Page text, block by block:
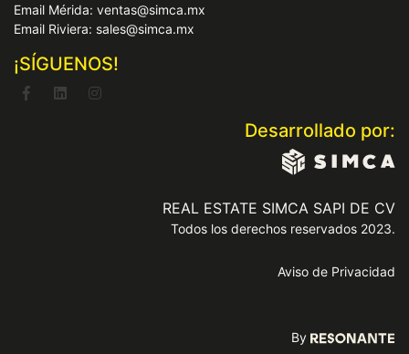
Email Mérida: ventas@simca.mx
Email Riviera: sales@simca.mx
¡SÍGUENOS!
Desarrollado por:
REAL ESTATE SIMCA SAPI DE CV
Todos los derechos reservados 2023.
Aviso de Privacidad
By